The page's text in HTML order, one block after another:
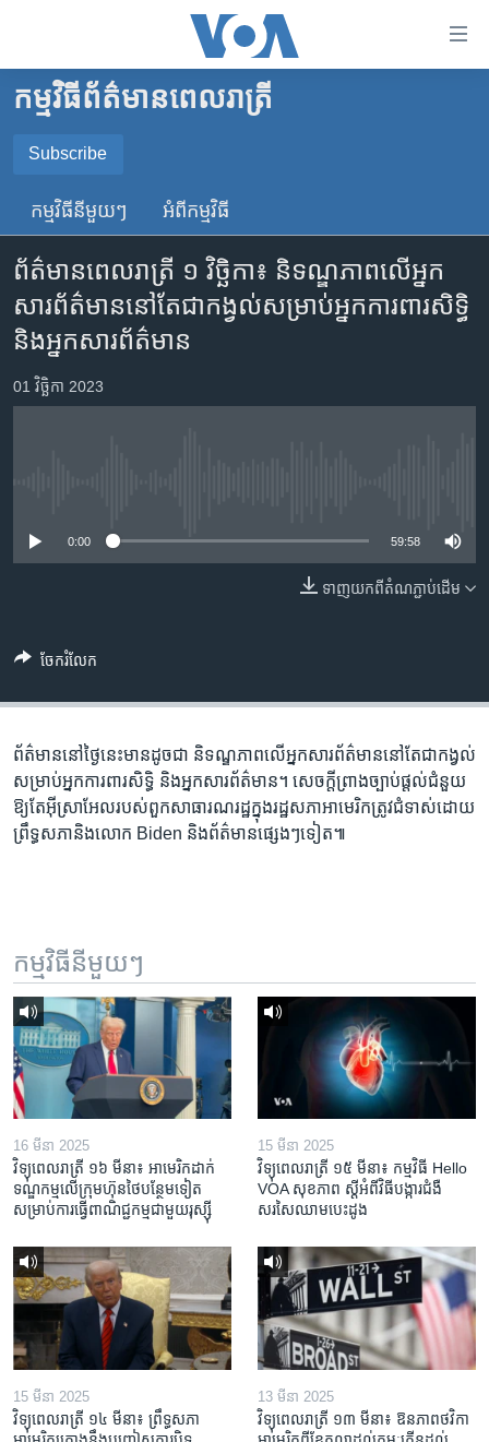
គេហទំព័រ​
ទាក់ទង
រំលង​
ទំព័រ​
ព័ត៌មាន​​
ម្តង
និង​
រំលង​
កាន់​
ស្វែង​
កម្ពុជា
អន្តរជាតិ
ចិន
ហេឡូវីអូអេ
កម្ពុជាច្នៃប្រតិដ្ឋ
ព្រឹត្តិការណ៍ព័ត៌មាន
ទូរទស្សន៍ / វីដេអូ​
កម្មវិធី​ព័ត៌មាន​ពេលរាត្រី
Subscribe
SUBSCRIBE
YouTube Music
Spotify
កម្មវិធី​នីមួយៗ អំពី​កម្មវិធី​
ព័ត៌មានពេលរាត្រី ១ វិច្ឆិកា៖ និទណ្ឌភាព​លើ​អ្នក
សារព័ត៌មាន​នៅតែ​ជាកង្វល់​សម្រាប់​អ្នកការពារ​សិទ្ធិ
​និង​អ្នកសារព័ត៌មាន
01 វិច្ឆិកា 2023
0:00 59:58
ទាញ​យក​ពី​តំណភ្ជាប់​ដើម
ចែករំលែក
ព័ត៌មាន​នៅ​ថ្ងៃនេះ​មានដូចជា និទណ្ឌភាព​លើ​អ្នកសារព័ត៌មាន​នៅតែ​ជាកង្វល់​
សម្រាប់​អ្នកការពារ​សិទ្ធិ ​និង​អ្នកសារព័ត៌មាន។ សេចក្តី​ព្រាង​ច្បាប់​ផ្តល់ជំនួយ​
ឱ្យ​តែ​អ៊ីស្រាអែល​របស់ពួក​សាធារណរដ្ឋ​ក្នុង​រដ្ឋសភា​អាមេរិក​​ត្រូវ​ជំទាស់​​ដោយ​
ព្រឹទ្ធសភា​​​និង​​លោក​ Biden និង​ព័ត៌មាន​ផ្សេងៗ​ទៀត៕
កម្មវិធី​នីមួយៗ
16 មីនា 2025
វិទ្យុពេលរាត្រី ១៦ មីនា៖ អាមេរិក​ដាក់​
ទណ្ឌកម្ម​លើ​ក្រុមហ៊ុន​ថៃ​បន្ថែម​ទៀត​
សម្រាប់​ការ​ធ្វើ​ពាណិជ្ជកម្ម​ជាមួយ​រុស្ស៊ី
15 មីនា 2025
វិទ្យុពេលរាត្រី ១៥ មីនា៖ កម្មវិធី ​Hello
VOA សុខភាព ស្ដី​អំពី​វិធី​បង្ការ​ជំងឺ​
សរសៃ​ឈាម​បេះដូង
15 មីនា 2025
វិទ្យុពេលរាត្រី ១៤ មីនា៖ ព្រឹទ្ធសភា
13 មីនា 2025
វិទ្យុពេលរាត្រី ១៣ មីនា៖ ឱនភាព​ថវិកា​